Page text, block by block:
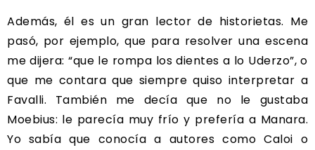
Además, él es un gran lector de historietas. Me
pasó, por ejemplo, que para resolver una escena
me dijera: “que le rompa los dientes a lo Uderzo”, o
que me contara que siempre quiso interpretar a
Favalli. También me decía que no le gustaba
Moebius: le parecía muy frío y prefería a Manara.
Yo sabía que conocía a autores como Caloi o